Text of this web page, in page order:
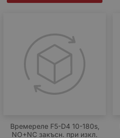
Времереле F5-D4 10-180s,
NO+NC закъсн. при изкл.